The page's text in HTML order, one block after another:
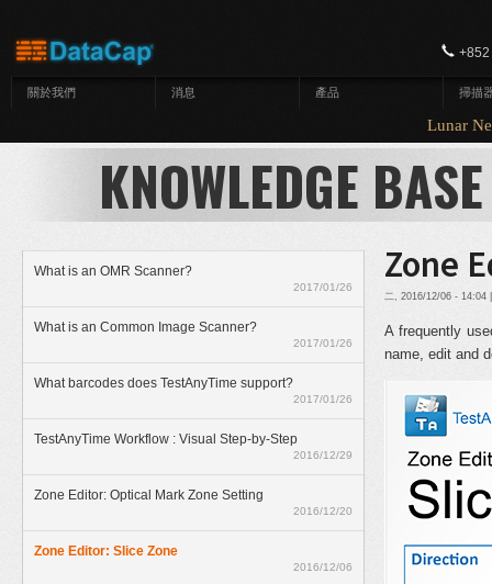
關於我們 消息 產品 掃描
Lunar New
KNOWLEDGE BASE
What is an OMR Scanner?
2017/01/26
What is an Common Image Scanner?
2017/01/26
What barcodes does TestAnyTime support?
2017/01/26
TestAnyTime Workflow : Visual Step-by-Step
2016/12/29
Zone Editor: Optical Mark Zone Setting
2016/12/20
Zone Editor: Slice Zone
2016/12/06
Zone
二, 2016/12/06 - 14:04
A frequently
name, edit and